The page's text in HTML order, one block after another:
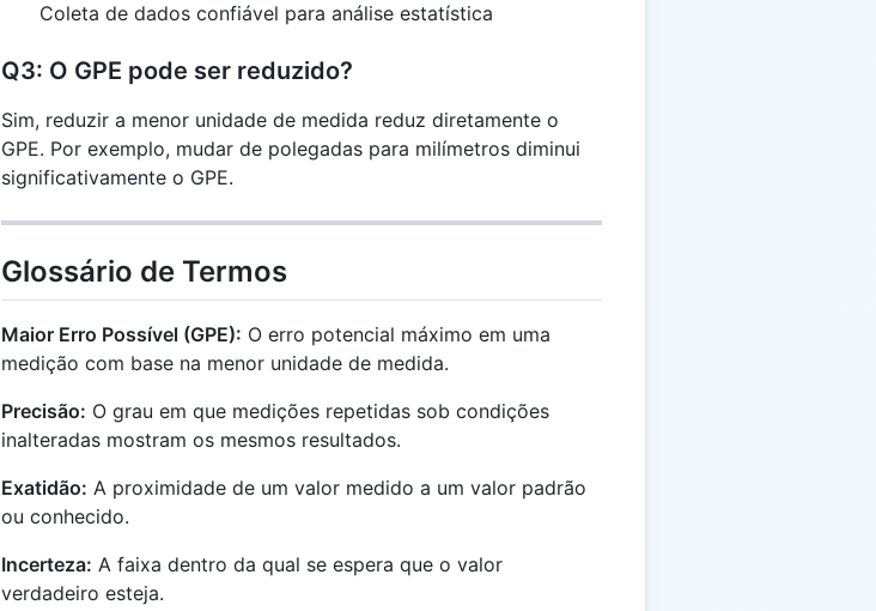
Coleta de dados confiável para análise estatística
Q3: O GPE pode ser reduzido?
Sim, reduzir a menor unidade de medida reduz diretamente o
GPE. Por exemplo, mudar de polegadas para milímetros diminui
significativamente o GPE.
Glossário de Termos
Maior Erro Possível (GPE): O erro potencial máximo em uma
medição com base na menor unidade de medida.
Precisão: O grau em que medições repetidas sob condições
inalteradas mostram os mesmos resultados.
Exatidão: A proximidade de um valor medido a um valor padrão
ou conhecido.
Incerteza: A faixa dentro da qual se espera que o valor
verdadeiro esteja.